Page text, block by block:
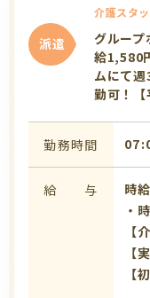
派遣
介護スタ
グルー
給1,580
ムにて
勤可！【
勤務時間
給 与
時
・
【
【
【